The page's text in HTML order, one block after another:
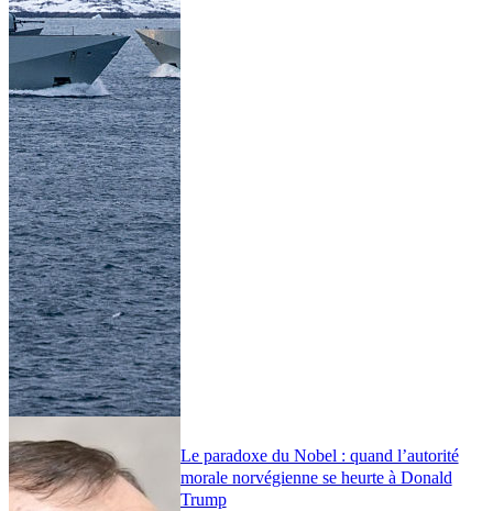
Le paradoxe du Nobel : quand l’autorité
morale norvégienne se heurte à Donald
Trump